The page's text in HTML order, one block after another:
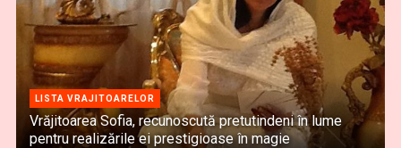
LISTA VRAJITOARELOR
Vrăjitoarea Sofia, recunoscută pretutindeni în lume
pentru realizările ei prestigioase în magie